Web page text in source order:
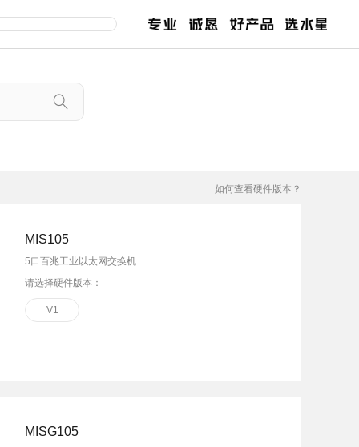
POE交换机
防监控专用交换机
交换机
业交换机
如何查看硬件版本？
MIS105
5口百兆工业以太网交换机
请选择硬件版本：
V1
MISG105